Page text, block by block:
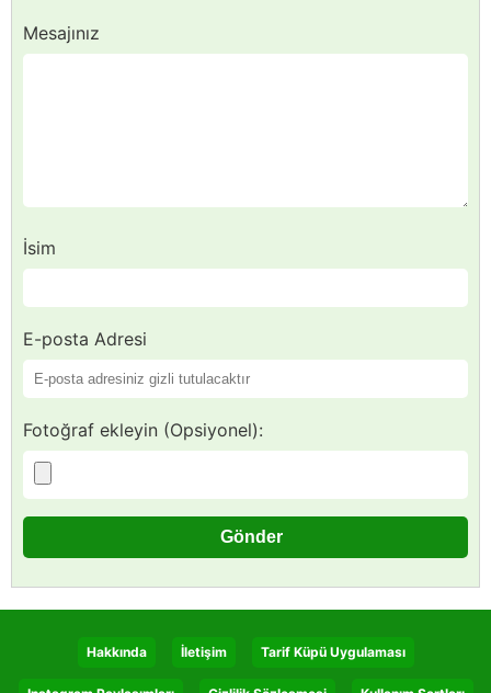
Mesajınız
İsim
E-posta Adresi
Fotoğraf ekleyin (Opsiyonel):
Hakkında İletişim Tarif Küpü Uygulaması